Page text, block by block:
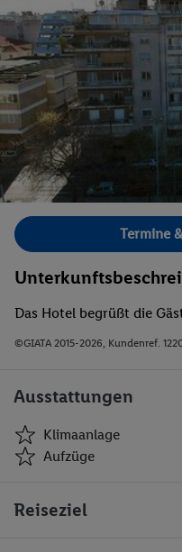
Bild 1 von 12.
Termine
Das Hotel begrüßt die
©GIATA 2015-2026, Kundenref.
Ausstattungen
Klimaanlage
Aufzüge
Aufzüge
Reiseziel